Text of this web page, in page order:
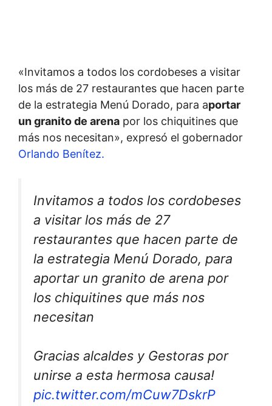
«Invitamos a todos los cordobeses a visitar
los más de 27 restaurantes que hacen parte
de la estrategia Menú Dorado, para aportar
un granito de arena por los chiquitines que
más nos necesitan», expresó el gobernador
Orlando Benítez.
Invitamos a todos los cordobeses
a visitar los más de 27
restaurantes que hacen parte de
la estrategia Menú Dorado, para
aportar un granito de arena por
los chiquitines que más nos
necesitan
Gracias alcaldes y Gestoras por
unirse a esta hermosa causa!
pic.twitter.com/mCuw7DskrP